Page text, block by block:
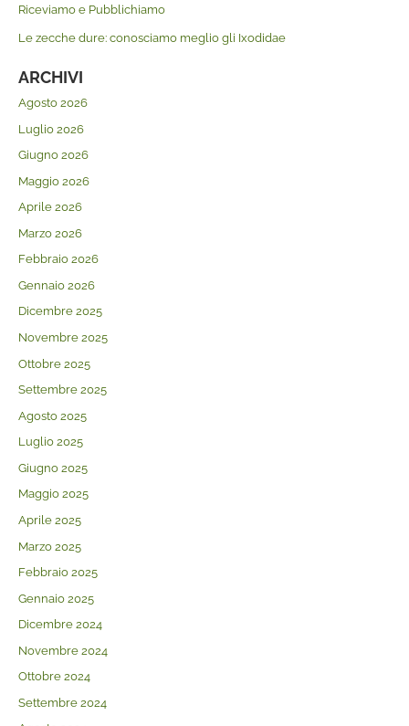
Riceviamo e Pubblichiamo
Le zecche dure: conosciamo meglio gli Ixodidae
ARCHIVI
Agosto 2026
Luglio 2026
Giugno 2026
Maggio 2026
Aprile 2026
Marzo 2026
Febbraio 2026
Gennaio 2026
Dicembre 2025
Novembre 2025
Ottobre 2025
Settembre 2025
Agosto 2025
Luglio 2025
Giugno 2025
Maggio 2025
Aprile 2025
Marzo 2025
Febbraio 2025
Gennaio 2025
Dicembre 2024
Novembre 2024
Ottobre 2024
Settembre 2024